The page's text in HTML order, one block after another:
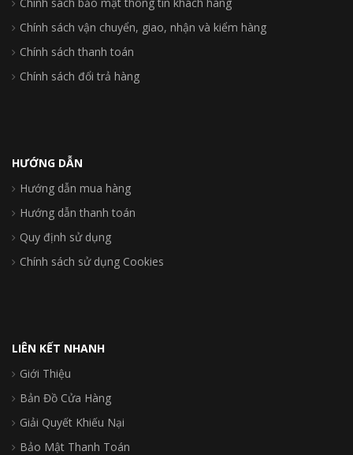
Chính sách vận chuyển, giao, nhận và kiểm hàng
Chính sách thanh toán
Chính sách đổi trả hàng
HƯỚNG DẪN
Hướng dẫn mua hàng
Hướng dẫn thanh toán
Quy định sử dụng
Chính sách sử dụng Cookies
LIÊN KẾT NHANH
Giới Thiệu
Bản Đồ Cửa Hàng
Giải Quyết Khiếu Nại
Bảo Mật Thanh Toán